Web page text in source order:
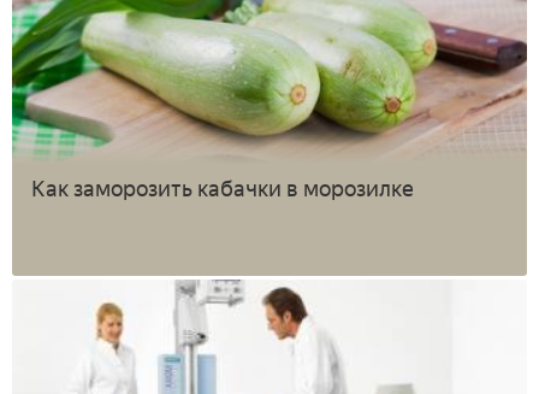
Как заморозить кабачки в морозилке